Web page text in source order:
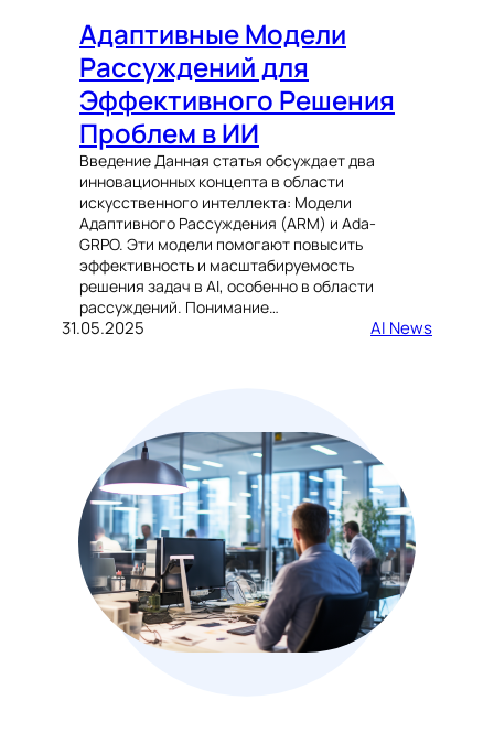
Адаптивные Модели
Рассуждений для
Эффективного Решения
Проблем в ИИ
Введение Данная статья обсуждает два
инновационных концепта в области
искусственного интеллекта: Модели
Адаптивного Рассуждения (ARM) и Ada-
GRPO. Эти модели помогают повысить
эффективность и масштабируемость
решения задач в AI, особенно в области
рассуждений. Понимание…
31.05.2025 AI News